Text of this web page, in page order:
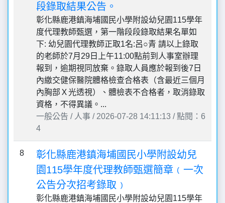
段錄取結果公告。
彰化縣鹿港鎮海埔國民小學附設幼兒園115學年
度代理教師甄選，第一階段段錄取結果名單如
下: 幼兒園代理教師正取1名:呂○青 請以上錄取
的老師於7月29日上午11:00點前到人事室辦理
報到，逾期視同放棄。錄取人員應於報到後7日
內繳交健保醫院體格檢查合格表（含最近三個月
內胸部Ｘ光透視）、體檢表不合格者，取消錄取
資格，不得異議。...
一般公告 / 人事 / 2026-07-28 14:11:13 / 點閱：6
4
8
彰化縣鹿港鎮海埔國民小學附設幼兒
園115學年度代理教師甄選簡章﹙一次
公告分次招考錄取﹚
彰化縣鹿港鎮海埔國民小學附設幼兒園115學年